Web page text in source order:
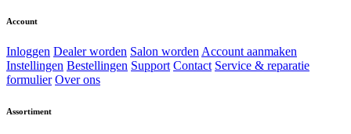
Account
Inloggen Dealer worden Salon wordenAccount aanmaken
Instellingen Bestellingen Support Contact Service & reparatie
formulier Over ons
Assortiment